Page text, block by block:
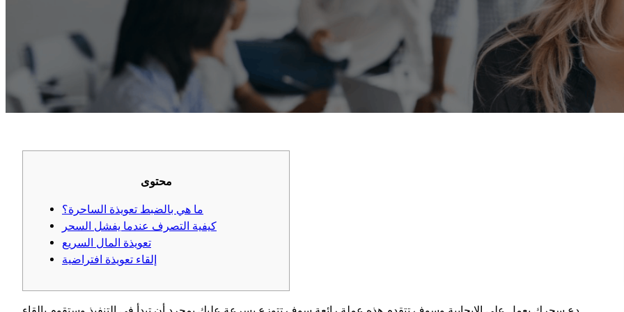
محتوى
ما هي بالضبط تعويذة الساحرة؟
كيفية التصرف عندما يفشل السحر
تعويذة المال السريع
إلقاء تعويذة افتراضية